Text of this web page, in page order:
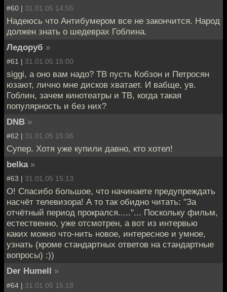
#60 | 31.01.05 14:55
Надеюсь что Антибумером все не закончится. Народ
должен знать о шедеврах Гоблина.
Ледоруб »
#61 | 31.01.05 15:00
siggi, а оно вам надо? ТВ пусть Кобзон и Петросян
юзают, лично мне дисков хватает. И вабще, ув.
Гоблин, зачем кинотеатры и ТВ, когда такая
популярность и без них?
DNB »
#62 | 31.01.05 15:06
Супер. Хотя уже купили давно, кто хотел!
belka »
#63 | 31.01.05 15:13
О! Спасибо большое, что начинаете предупреждать
насчёт телевизора! А то так обидно читать: "За
отчётный период прокрался....."... Поскольку фильм,
естественно, уже отсмотрен, а вот из интервью
каких можно что-нить новое, интересное и умное,
узнать (кроме стандартных ответов на стандартные
вопросы) :))
Der Humell »
#64 | 31.01.05 15:18